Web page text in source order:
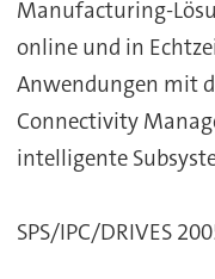
Manufacturing-
online und in
Anwendungen mit
Connectivity
intelligente
SPS/IPC/DRIVES